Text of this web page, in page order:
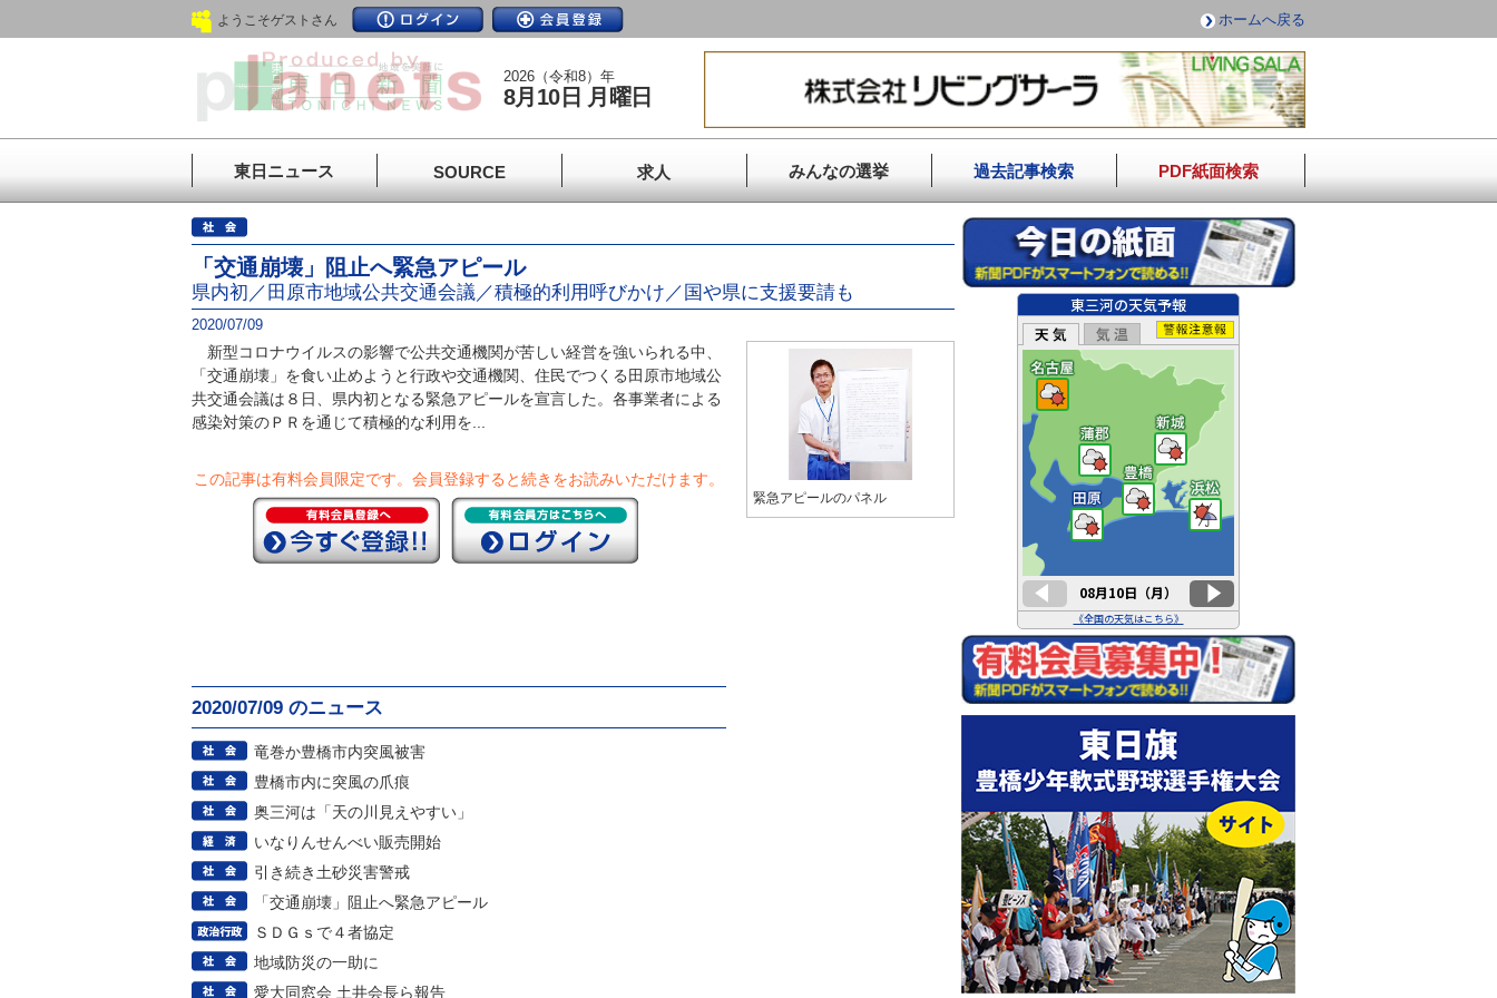
ようこそゲストさん ホームへ戻る
2026（令和8）年
8月10日 月曜日
東日ニュース SOURCE 求人 みんなの選挙 過去記事検索 PDF紙面検索
「交通崩壊」阻止へ緊急アピール
県内初／田原市地域公共交通会議／積極的利用呼びかけ／国や県に支援要請も
2020/07/09
新型コロナウイルスの影響で公共交通機関が苦しい経営を強いられる中、
「交通崩壊」を食い止めようと行政や交通機関、住民でつくる田原市地域公
共交通会議は８日、県内初となる緊急アピールを宣言した。各事業者による
感染対策のＰＲを通じて積極的な利用を...
この記事は有料会員限定です。 会員登録すると続きをお読みいただけます。
2020/07/09 のニュース
竜巻か豊橋市内突風被害
豊橋市内に突風の爪痕
奥三河は「天の川見えやすい」
いなりんせんべい販売開始
引き続き土砂災害警戒
「交通崩壊」阻止へ緊急アピール
ＳＤＧｓで４者協定
地域防災の一助に
愛大同窓会 土井会長ら報告
緊急アピールのパネル